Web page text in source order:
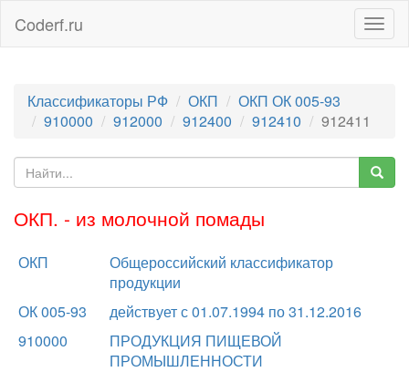
Coderf.ru
Классификаторы РФ ОКП
ОКП ОК 005-93
910000
912000 912400 912410 912411
ОКП. - из молочной помады
ОКП
Общероссийский классификатор
продукции
ОК 005-93
действует с 01.07.1994 по 31.12.2016
910000
ПРОДУКЦИЯ ПИЩЕВОЙ
ПРОМЫШЛЕННОСТИ